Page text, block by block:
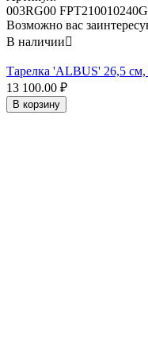
003RG00
Возможно вас
В наличии
Тарелка 'ALBUS' 26,5
13 100.00 ₽
В корзину